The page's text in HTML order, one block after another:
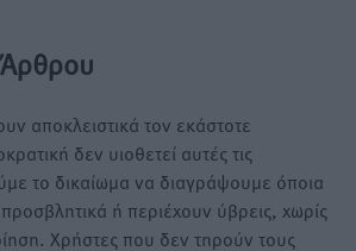
αποκλειστικά τον εκάστοτε
δεν υιοθετεί αυτές τις
το δικαίωμα να διαγράψουμε όποια
ή περιέχουν ύβρεις, χωρίς
Χρήστες που δεν τηρούν τους